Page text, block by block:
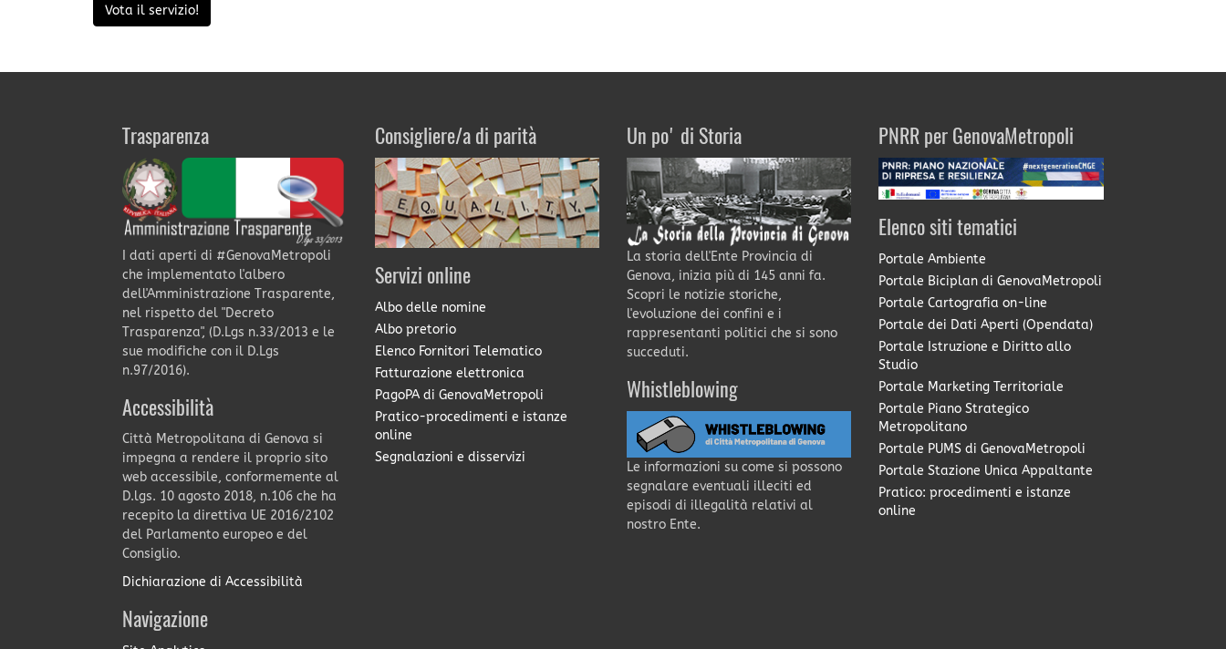
Vota il servizio!
Trasparenza
I dati aperti di #GenovaMetropoli
che implementato l'albero
dell'Amministrazione Trasparente,
nel rispetto del "Decreto
Trasparenza", (D.Lgs n.33/2013 e le
sue modifiche con il D.Lgs
n.97/2016).
Accessibilità
Città Metropolitana di Genova si
impegna a rendere il proprio sito
web accessibile, conformemente al
D.lgs. 10 agosto 2018, n.106 che ha
recepito la direttiva UE 2016/2102
del Parlamento europeo e del
Consiglio.
Dichiarazione di Accessibilità
Navigazione
Consigliere/a di parità
Servizi online
Albo delle nomine
Albo pretorio
Elenco Fornitori Telematico
Fatturazione elettronica
PagoPA di GenovaMetropoli
Pratico-procedimenti e istanze
online
Segnalazioni e disservizi
Un po' di Storia
La storia dell'Ente Provincia di
Genova, inizia più di 145 anni fa.
Scopri le notizie storiche,
l'evoluzione dei confini e i
rappresentanti politici che si sono
succeduti.
Whistleblowing
Le informazioni su come si possono
segnalare eventuali illeciti ed
episodi di illegalità relativi al
nostro Ente.
PNRR per GenovaMetropoli
Elenco siti tematici
Portale Ambiente
Portale Biciplan di GenovaMetropoli
Portale Cartografia on-line
Portale dei Dati Aperti (Opendata)
Portale Istruzione e Diritto allo
Studio
Portale Marketing Territoriale
Portale Piano Strategico
Metropolitano
Portale PUMS di GenovaMetropoli
Portale Stazione Unica Appaltante
Pratico: procedimenti e istanze
online